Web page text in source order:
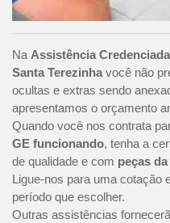
Na Assistência
Santa Terezinha você não
ocultas e extras sendo
apresentamos o orçamento
Quando você nos contrata
GE funcionando, tenha a
de qualidade e com peças
Ligue-nos para uma cotação
período que escolher.
Outras assistências